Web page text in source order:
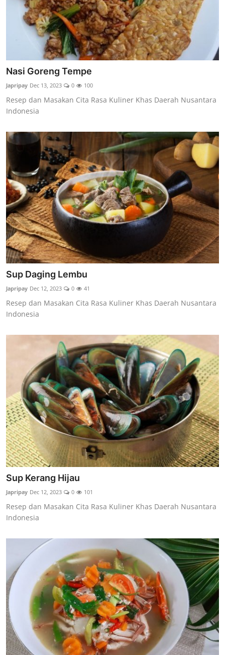
Industri Gadget dan Elektronik
Konsumen
Nasi Goreng Tempe
Japripay Dec 13, 2023 0 100
Resep dan Masakan Cita Rasa Kuliner Khas Daerah Nusantara
Indonesia
Sup Daging Lembu
Japripay Dec 12, 2023 0 41
Resep dan Masakan Cita Rasa Kuliner Khas Daerah Nusantara
Indonesia
Sup Kerang Hijau
Japripay Dec 12, 2023 0 101
Resep dan Masakan Cita Rasa Kuliner Khas Daerah Nusantara
Indonesia